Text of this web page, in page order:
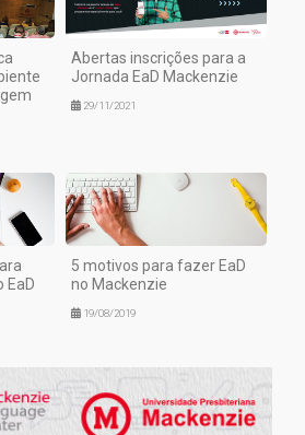
Abertas inscrições para a
Jornada EaD Mackenzie
29/11/2021
EaD
5 motivos para fazer EaD
no Mackenzie
19/08/2019